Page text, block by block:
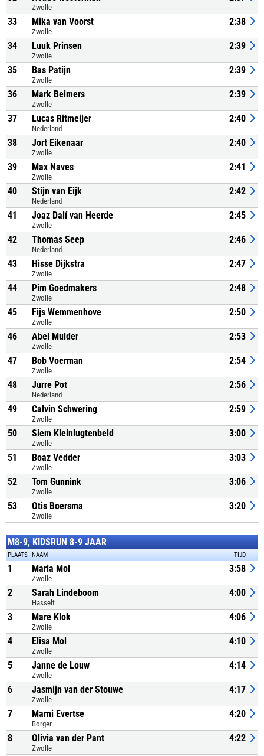
Zwolle
33 Mika van Voorst
Zwolle
2:38
34 Luuk Prinsen
Zwolle
2:39
35 Bas Patijn
Zwolle
2:39
36 Mark Beimers
Zwolle
2:39
37 Lucas Ritmeijer
Nederland
2:40
38 Jort Eikenaar
Zwolle
2:40
39 Max Naves
Zwolle
2:41
40 Stijn van Eijk
Nederland
2:42
41 Joaz Dalí van Heerde
Zwolle
2:45
42 Thomas Seep
Nederland
2:46
43 Hisse Dijkstra
Zwolle
2:47
44 Pim Goedmakers
Zwolle
2:48
45 Fijs Wemmenhove
Zwolle
2:50
46 Abel Mulder
Zwolle
2:53
47 Bob Voerman
Zwolle
2:54
48 Jurre Pot
Nederland
2:56
49 Calvin Schwering
Zwolle
2:59
50 Siem Kleinlugtenbeld
Zwolle
3:00
51 Boaz Vedder
Zwolle
3:03
52 Tom Gunnink
Zwolle
3:06
53 Otis Boersma
Zwolle
3:20
M8-9, KIDSRUN 8-9 JAAR
PLAATS NAAM TIJD
1 Maria Mol
Zwolle
3:58
2 Sarah Lindeboom
Hasselt
4:00
3 Mare Klok
Zwolle
4:06
4 Elisa Mol
Zwolle
4:10
5 Janne de Louw
Zwolle
4:14
6 Jasmijn van der Stouwe
Zwolle
4:17
7 Marni Evertse
Borger
4:20
8 Olivia van der Pant
Zwolle
4:22